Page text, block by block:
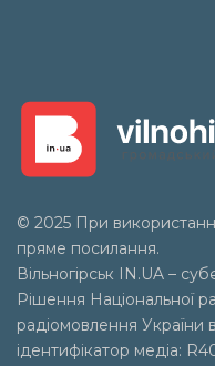
© 2025 При
пряме посилання.
Вільногірськ IN.UA –
Рішення Національної
радіомовлення України
ідентифікатор медіа: